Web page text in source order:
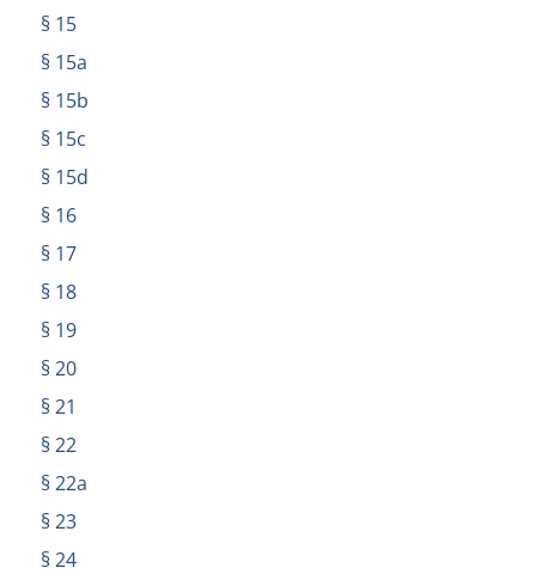
§ 15
§ 15a
§ 15b
§ 15c
§ 15d
§ 16
§ 17
§ 18
§ 19
§ 20
§ 21
§ 22
§ 22a
§ 23
§ 24